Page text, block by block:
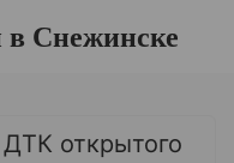
в Снежинске
ДТК открытого